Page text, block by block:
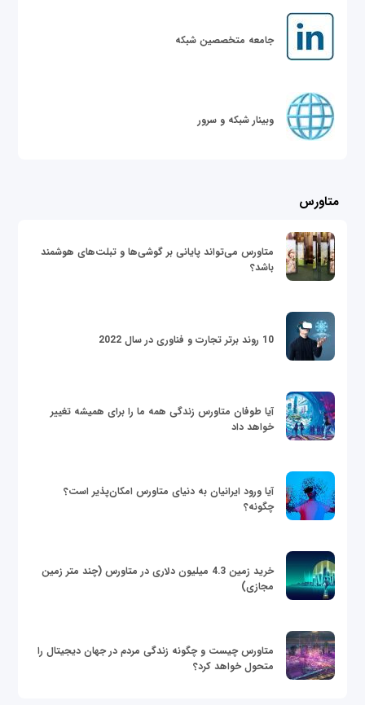
جامعه متخصصین شبکه
وبینار شبکه و سرور
متاورس
متاورس می‌تواند پایانی بر گوشی‌ها و تبلت‌های هوشمند
باشد؟
10 روند برتر تجارت و فناوری در سال 2022
آیا طوفان متاورس زندگی همه ما را برای همیشه تغییر
خواهد داد
آیا ورود ایرانیان به دنیای متاورس امکان‌پذیر است؟
چگونه؟
خرید زمین 4.3 میلیون دلاری در متاورس (چند متر زمین
مجازی)
متاورس چیست و چگونه زندگی مردم در جهان دیجیتال را
متحول خواهد کرد؟